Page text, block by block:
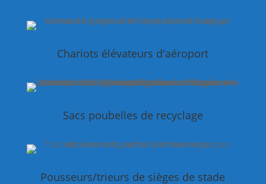
Chariots élévateurs d'aéroport
Sacs poubelles de recyclage
Pousseurs/trieurs de sièges de stade